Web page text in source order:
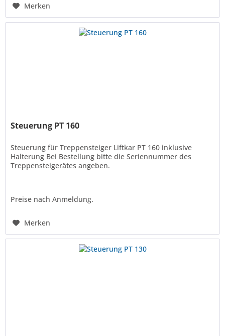
Merken
Steuerung PT 160
Steuerung für Treppensteiger Liftkar PT 160 inklusive
Halterung Bei Bestellung bitte die Seriennummer des
Treppensteigerätes angeben.
Preise nach Anmeldung.
Merken